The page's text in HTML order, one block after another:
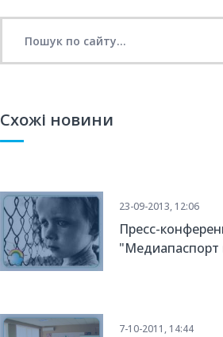
Схожі новини
23-09-2013, 12:06
Пресс-
"Медиапаспорт
7-10-2011, 14:44